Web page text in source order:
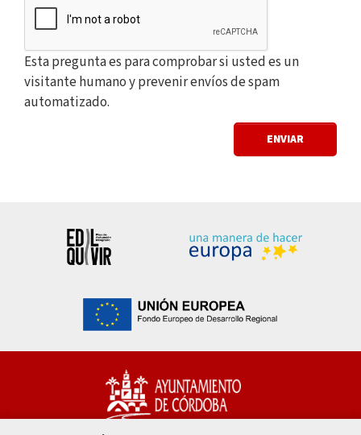
Esta pregunta es para comprobar si usted es un
visitante humano y prevenir envíos de spam
automatizado.